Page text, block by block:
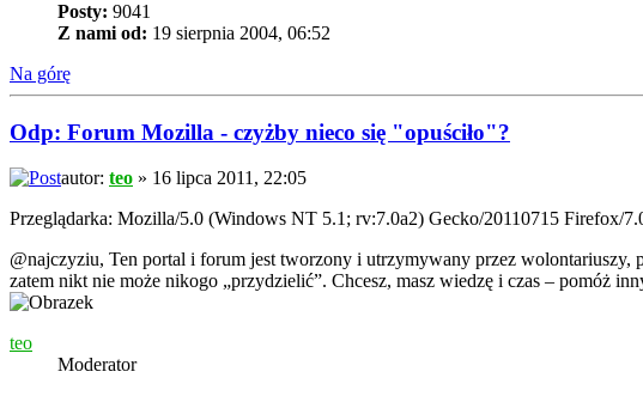
Posty: 9041
Z nami od: 19 sierpnia 2004, 06:52
Na górę
Odp: Forum Mozilla - czyżby nieco się "opuściło"?
autor: teo » 16 lipca 2011, 22:05
Przeglądarka: Mozilla/5.0 (Windows NT 5.1; rv:7.0a2) Gecko/20110715 Firefox/
@najczyziu, Ten portal i forum jest tworzony i utrzymywany przez
zatem nikt nie może nikogo „przydzielić”. Chcesz, masz wiedzę i czas – pomóż
teo
Moderator